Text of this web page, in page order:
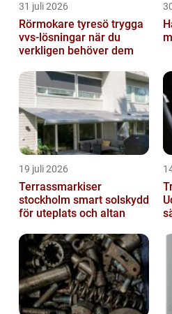
31 juli 2026
Rörmokare tyresö trygga
vvs-lösningar när du
verkligen behöver dem
19 juli 2026
Terrassmarkiser
stockholm smart solskydd
för uteplats och altan